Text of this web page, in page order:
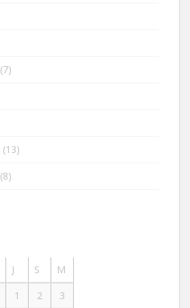
(7)
(13)
(8)
J S
M
1
2
3